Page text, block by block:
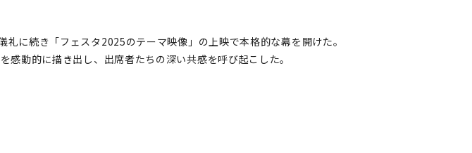
に続き「フェスタ2025のテーマ映像」の上映で本格的な幕を開けた。
動的に描き出し、出席者たちの深い共感を呼び起こした。